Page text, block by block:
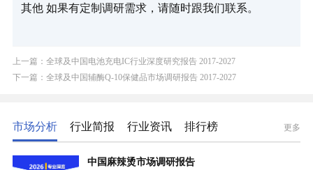
其他 如果有定制调研需求，请随时跟我们联系。
上一篇：全球及中国电池充电IC行业深度研究报告 2017-2027
下一篇：全球及中国辅酶Q-10保健品市场调研报告 2017-2027
市场分析 行业简报 行业资讯 排行榜 更多
中国麻辣烫市场调研报告